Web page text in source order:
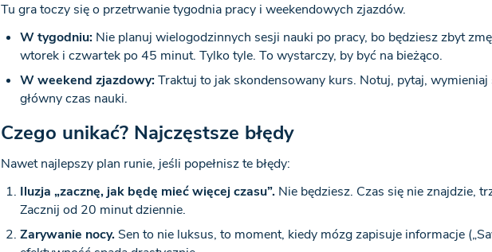
Tu gra toczy się o przetrwanie tygodnia pracy i weekendowych zjazdów.
W tygodniu:Nie planuj wielogodzinnych sesji nauki po pracy, bo będziesz zbyt
wtorek i czwartek po 45 minut. Tylko tyle. To wystarczy, by być na bieżąco.
W weekend zjazdowy:Traktuj to jak skondensowany kurs. Notuj, pytaj, wymieniaj
główny czas nauki.
Czego unikać? Najczęstsze błędy
Nawet najlepszy plan runie, jeśli popełnisz te błędy:
Iluzja „zacznę, jak będę mieć więcej czasu”.Nie będziesz. Czas się nie znajdzie,
Zacznij od 20 minut dziennie.
Zarywanie nocy.Sen to nie luksus, to moment, kiedy mózg zapisuje informacje